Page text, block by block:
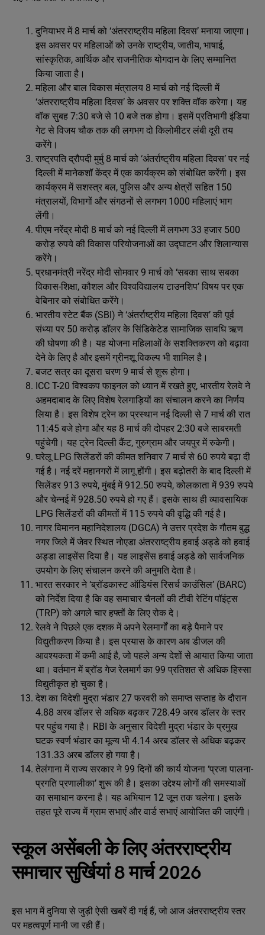
दुनियाभर में 8 मार्च को ‘अंतरराष्ट्रीय महिला दिवस’ मनाया जाएगा।
इस अवसर पर महिलाओं को उनके राष्ट्रीय, जातीय, भाषाई,
सांस्कृतिक, आर्थिक और राजनीतिक योगदान के लिए सम्मानित
किया जाता है।
महिला और बाल विकास मंत्रालय 8 मार्च को नई दिल्ली में
‘अंतरराष्ट्रीय महिला दिवस’ के अवसर पर शक्ति वॉक करेगा। यह
वॉक सुबह 7:30 बजे से 10 बजे तक होगा। इसमें प्रतिभागी इंडिया
गेट से विजय चौक तक की लगभग दो किलोमीटर लंबी दूरी तय
करेंगे।
राष्‍ट्रपति द्रौपदी मुर्मु 8 मार्च को ‘अंतर्राष्‍ट्रीय महिला दिवस’ पर नई
दिल्‍ली में मानेकशॉ केंद्र में एक कार्यक्रम को संबोधित करेंगी। इस
कार्यक्रम में सशस्‍त्र बल, पुलिस और अन्‍य क्षेत्रों सहित 150
मंत्रालयों, विभागों और संगठनों से लगभग 1000 महिलाएं भाग
लेंगी।
पीएम नरेंद्र मोदी 8 मार्च को नई दिल्ली में लगभग 33 हजार 500
करोड़ रुपये की विकास परियोजनाओं का उद्घाटन और शिलान्यास
करेंगे।
प्रधानमंत्री नरेंद्र मोदी सोमवार 9 मार्च को ‘सबका साथ सबका
विकास-शिक्षा, कौशल और विश्वविद्यालय टाउनशिप’ विषय पर एक
वेबिनार को संबोधित करेंगे।
भारतीय स्टेट बैंक (SBI) ने ‘अंतर्राष्ट्रीय महिला दिवस’ की पूर्व
संध्या पर 50 करोड़ डॉलर के सिंडिकेटेड सामाजिक सावधि ऋण
की घोषणा की है। यह योजना महिलाओं के सशक्तिकरण को बढ़ावा
देने के लिए है और इसमें ग्रीनशू विकल्प भी शामिल है।
बजट सत्र का दूसरा चरण 9 मार्च से शुरू होगा।
ICC T-20 विश्वकप फाइनल को ध्यान में रखते हुए, भारतीय रेलवे ने
अहमदाबाद के लिए विशेष रेलगाड़ियों का संचालन करने का निर्णय
लिया है। इस विशेष ट्रेन का प्रस्थान नई दिल्ली से 7 मार्च की रात
11:45 बजे होगा और यह 8 मार्च की दोपहर 2:30 बजे साबरमती
पहुंचेगी। यह ट्रेन दिल्ली कैंट, गुरुग्राम और जयपुर में रुकेगी।
घरेलू LPG सिलेंडरों की कीमत शनिवार 7 मार्च से 60 रुपये बढ़ा दी
गई है। नई दरें महानगरों में लागू होंगी। इस बढ़ोतरी के बाद दिल्ली में
सिलेंडर 913 रुपये, मुंबई में 912.50 रुपये, कोलकाता में 939 रुपये
और चेन्नई में 928.50 रुपये हो गए हैं। इसके साथ ही व्यावसायिक
LPG सिलेंडरों की कीमतों में 115 रुपये की वृद्धि की गई है।
नागर विमानन महानिदेशालय (DGCA) ने उत्तर प्रदेश के गौतम बुद्ध
नगर जिले में जेवर स्थित नोएडा अंतरराष्ट्रीय हवाई अड्डे को हवाई
अड्डा लाइसेंस दिया है। यह लाइसेंस हवाई अड्डे को सार्वजनिक
उपयोग के लिए संचालन करने की अनुमति देता है।
भारत सरकार ने ‘ब्रॉडकास्ट ऑडियंस रिसर्च काउंसिल’ (BARC)
को निर्देश दिया है कि वह समाचार चैनलों की टीवी रेटिंग पॉइंट्स
(TRP) को अगले चार हफ्तों के लिए रोक दे।
रेलवे ने पिछले एक दशक में अपने रेलमार्गों का बड़े पैमाने पर
विद्युतीकरण किया है। इस प्रयास के कारण अब डीजल की
आवश्यकता में कमी आई है, जो पहले अन्य देशों से आयात किया जाता
था। वर्तमान में ब्रॉड गेज रेलमार्ग का 99 प्रतिशत से अधिक हिस्सा
विद्युतीकृत हो चुका है।
देश का विदेशी मुद्रा भंडार 27 फरवरी को समाप्त सप्ताह के दौरान
4.88 अरब डॉलर से अधिक बढ़कर 728.49 अरब डॉलर के स्तर
पर पहुंच गया है। RBI के अनुसार विदेशी मुद्रा भंडार के प्रमुख
घटक स्वर्ण भंडार का मूल्य भी 4.14 अरब डॉलर से अधिक बढ़कर
131.33 अरब डॉलर हो गया है।
तेलंगाना में राज्य सरकार ने 99 दिनों की कार्य योजना ‘प्रजा पालना-
प्रगति प्रणालीका’ शुरू की है। इसका उद्देश्य लोगों की समस्याओं
का समाधान करना है। यह अभियान 12 जून तक चलेगा। इसके
तहत पूरे राज्य में ग्राम सभाएं और वार्ड सभाएं आयोजित की जाएंगी।
स्कूल असेंबली के लिए अंतरराष्ट्रीय
समाचार सुर्खियां 8 मार्च 2026
इस भाग में दुनिया से जुड़ी ऐसी खबरें दी गई हैं, जो आज अंतरराष्ट्रीय स्तर
पर महत्वपूर्ण मानी जा रही हैं।